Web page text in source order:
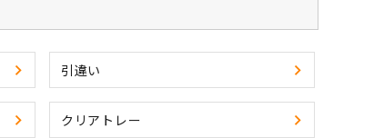
引違い
クリアトレー